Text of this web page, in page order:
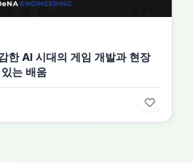
한 AI 시대의 게임 개발과 현장
는 배움